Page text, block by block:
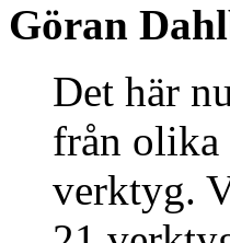
Göran
Det här
från olika
verktyg.